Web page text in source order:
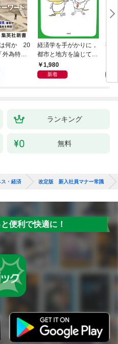
何か 20
外為特
た謎
経済学を手がかりに，
都市と地方を論じてみ
よう1,980
新着
研
ランキング
無料
ス・経済 改定版 新入社員マナー常識
便利で快適に！